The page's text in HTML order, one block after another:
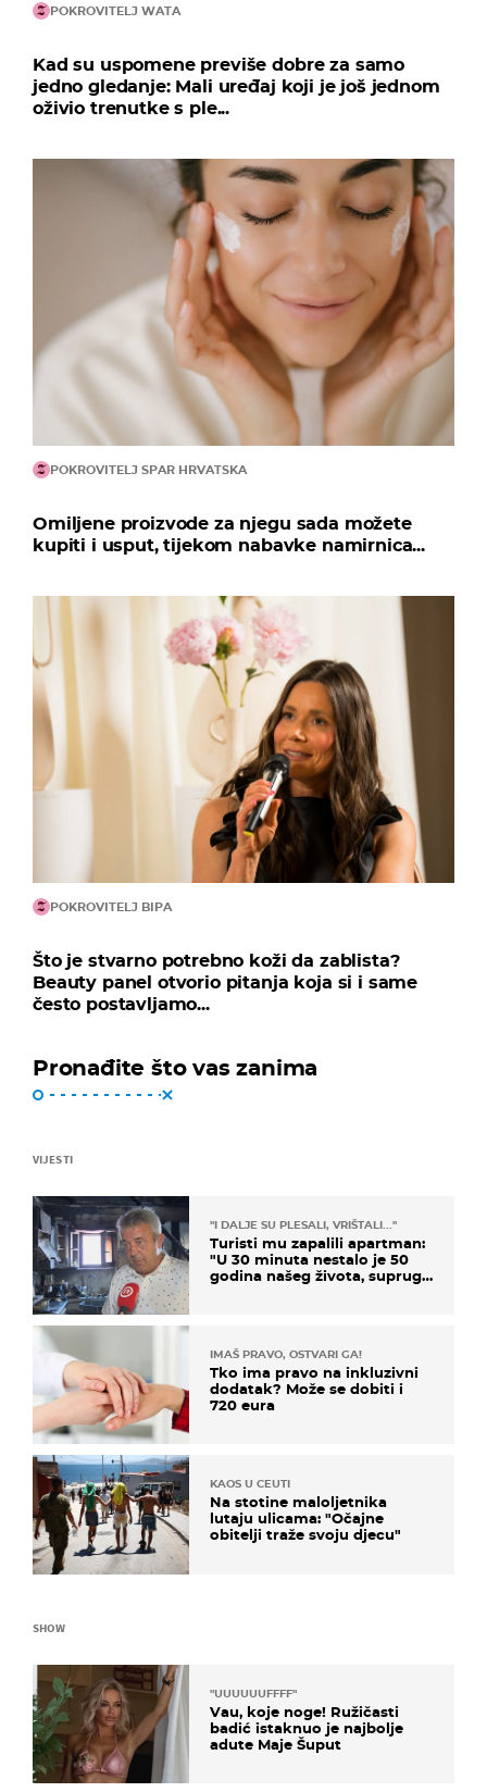
POKROVITELJ WATA
Kad su uspomene previše dobre za samo
jedno gledanje: Mali uređaj koji je još jednom
oživio trenutke s ple...
POKROVITELJ SPAR HRVATSKA
Omiljene proizvode za njegu sada možete
kupiti i usput, tijekom nabavke namirnica...
POKROVITELJ BIPA
Što je stvarno potrebno koži da zablista?
Beauty panel otvorio pitanja koja si i same
često postavljamo...
Pronađite što vas zanima
VIJESTI
"I DALJE SU PLESALI, VRIŠTALI..."
Turisti mu zapalili apartman:
"U 30 minuta nestalo je 50
godina našeg života, supruga
IMAŠ PRAVO, OSTVARI GA!
Tko ima pravo na inkluzivni
dodatak? Može se dobiti i
720 eura
KAOS U CEUTI
Na stotine maloljetnika
lutaju ulicama: "Očajne
obitelji traže svoju djecu"
SHOW
"UUUUUUFFFF"
Vau, koje noge! Ružičasti
badić istaknuo je najbolje
adute Maje Šuput